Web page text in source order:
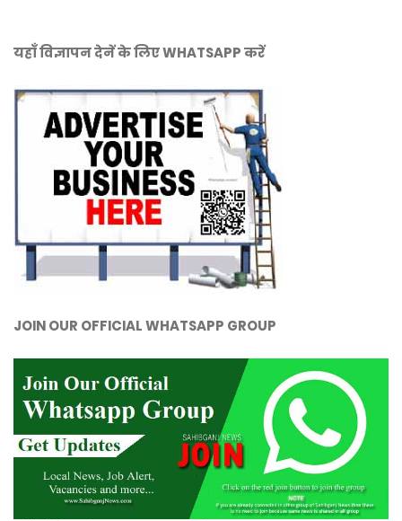
यहाँ विज्ञापन देनें के लिए WHATSAPP करें
JOIN OUR OFFICIAL WHATSAPP GROUP